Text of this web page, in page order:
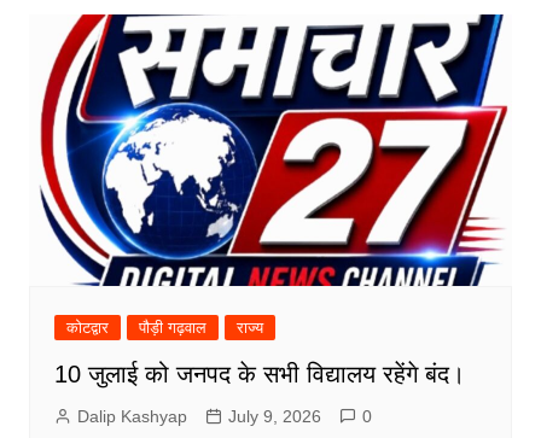
कोटद्वार पौड़ी गढ़वाल राज्य
10 जुलाई को जनपद के सभी विद्यालय रहेंगे बंद।
Dalip Kashyap July 9, 2026 0